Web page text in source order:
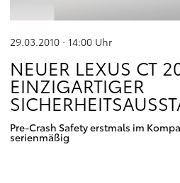
29.03.2010 · 14:00 Uhr
NEUER LEXUS CT
EINZIGARTIGER
Pre-Crash Safety erstmals im
serienmäßig